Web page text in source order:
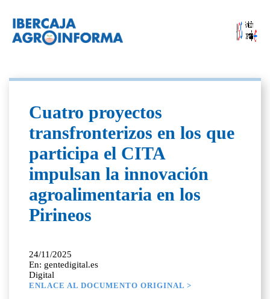
Cuatro proyectos
transfronterizos en los que
participa el CITA
impulsan la innovación
agroalimentaria en los
Pirineos
24/11/2025
En: gentedigital.es
Digital
ENLACE AL DOCUMENTO ORIGINAL >